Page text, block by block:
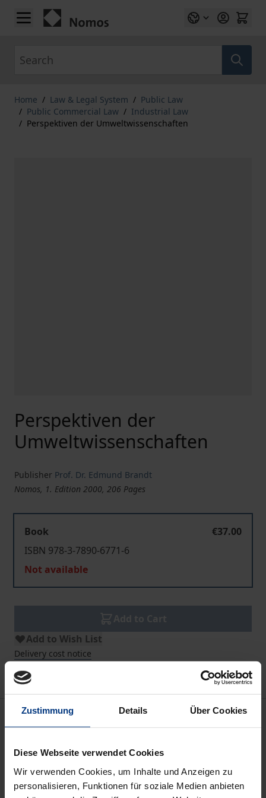
Zustimmung Details Über Cookies
Diese Webseite verwendet Cookies
Wir verwenden Cookies, um Inhalte und Anzeigen zu
personalisieren, Funktionen für soziale Medien anbieten
Skip to Content
Home / Law & Legal System / Public Law
/ Public Commercial Law / Industrial Law
/ Perspektiven der Umweltwissenschaften
Perspektiven der
Umweltwissenschaften
Publisher Prof. Dr. Edmund Brandt
Nomos, 1. Edition 2000, 206 Pages
Book
€37.00
ISBN 978-3-7890-6771-6
Not available
Add to Wish List
Delivery cost notice
Description
Ob aus den Umweltwissenschaften eine eigene
Wissenschaftsdisziplin wird, ist noch nicht absehbar.
Was das Thema aber ausmacht und welche